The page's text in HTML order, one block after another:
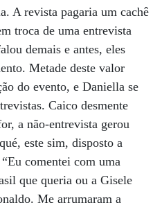
A revista pagaria um cachê
troca de uma entrevista
demais e antes, eles
Metade deste valor
do evento, e Daniella se
Caico desmente
a não-entrevista gerou
este sim, disposto a
comentei com uma
que queria ou a Gisele
Me arrumaram a